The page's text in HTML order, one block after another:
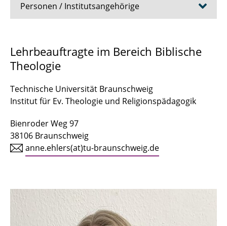
Personen / Institutsangehörige
PD Dr. Detlef Dieckmann
Anne-Marieke Ehlers
Prof. Dr. Stefan Heuser
Dipl. Rel.päd. Britta Lange, M.Theol.
PD Dr. Antje M. Mickan
Anni Neumann
Lehrbeauftragte im Bereich Biblische
Theologie
Technische Universität Braunschweig
Institut für Ev. Theologie und Religionspädagogik
Bienroder Weg 97
38106 Braunschweig
anne.ehlers(at)tu-braunschweig.de